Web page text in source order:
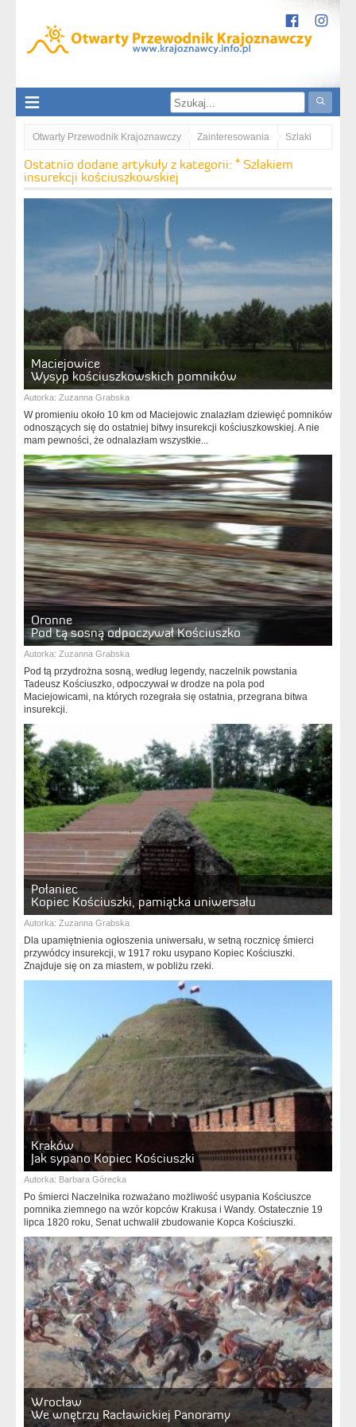
Otwarty Przewodnik Krajoznawczy Zainteresowania Szlaki
* Szlakiem insurekcji kościuszkowskiej
Ostatnio dodane artykuły z kategorii: * Szlakiem
insurekcji kościuszkowskiej
Maciejowice
Wysyp kościuszkowskich pomników
Autorka: Zuzanna Grabska
W promieniu około 10 km od Maciejowic znalazłam dziewięć pomników
odnoszących się do ostatniej bitwy insurekcji kościuszkowskiej. A nie
mam pewności, że odnalazłam wszystkie...
Oronne
Pod tą sosną odpoczywał Kościuszko
Autorka: Zuzanna Grabska
Pod tą przydrożna sosną, według legendy, naczelnik powstania
Tadeusz Kościuszko, odpoczywał w drodze na pola pod
Maciejowicami, na których rozegrała się ostatnia, przegrana bitwa
insurekcji.
Połaniec
Kopiec Kościuszki, pamiątka uniwersału
Autorka: Zuzanna Grabska
Dla upamiętnienia ogłoszenia uniwersału, w setną rocznicę śmierci
przywódcy insurekcji, w 1917 roku usypano Kopiec Kościuszki.
Znajduje się on za miastem, w pobliżu rzeki.
Kraków
Jak sypano Kopiec Kościuszki
Autorka: Barbara Górecka
Po śmierci Naczelnika rozważano możliwość usypania Kościuszce
pomnika ziemnego na wzór kopców Krakusa i Wandy. Ostatecznie 19
lipca 1820 roku, Senat uchwalił zbudowanie Kopca Kościuszki.
Wrocław
We wnętrzu Racławickiej Panoramy